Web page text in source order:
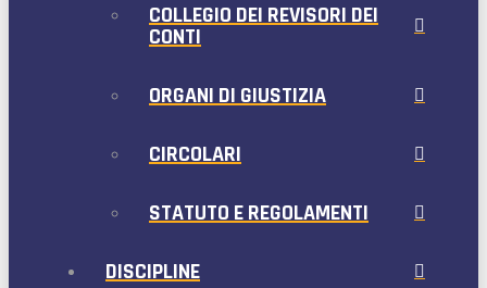
COLLEGIO DEI REVISORI DEI
CONTI
ORGANI DI GIUSTIZIA
CIRCOLARI
STATUTO E REGOLAMENTI
DISCIPLINE